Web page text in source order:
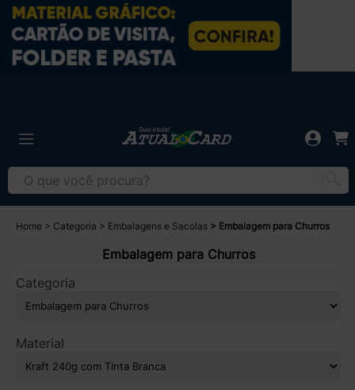
Home Categoria Embalagens e Sacolas Embalagem para Churros
Embalagem para Churros
Categoria
Material